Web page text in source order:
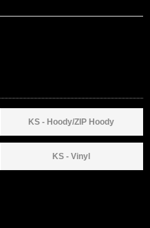
KS - Hoody/ZIP Hoody
KS - Vinyl